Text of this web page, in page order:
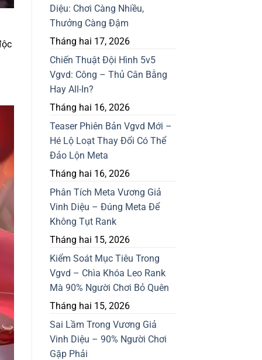
Diệu: Chơi Càng Nhiều,
Thưởng Càng Đậm
Tháng hai 17, 2026
Chiến Thuật Đội Hình 5v5
Vgvd: Công – Thủ Cân Bằng
Hay All-In?
Tháng hai 16, 2026
Teaser Phiên Bản Vgvd Mới –
Hé Lộ Loạt Thay Đổi Có Thể
Đảo Lộn Meta
Tháng hai 16, 2026
Phân Tích Meta Vương Giả
Vinh Diệu – Đúng Meta Để
Không Tụt Rank
Tháng hai 15, 2026
Kiểm Soát Mục Tiêu Trong
Vgvd – Chìa Khóa Leo Rank
Mà 90% Người Chơi Bỏ Quên
Tháng hai 15, 2026
Sai Lầm Trong Vương Giả
Vinh Diệu – 90% Người Chơi
Gặp Phải